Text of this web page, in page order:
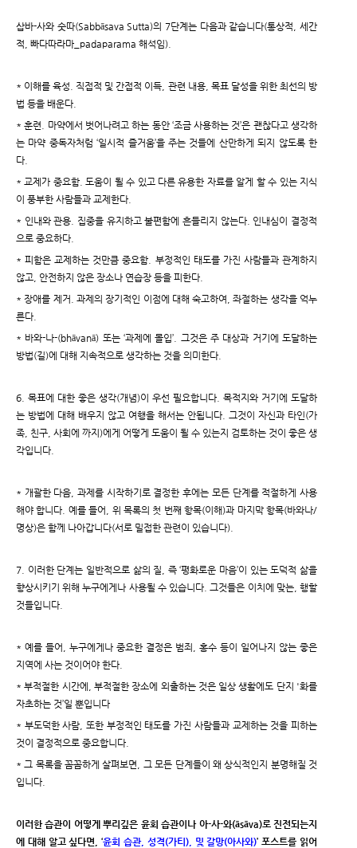
삽바-사와 숫따(Sabbāsava Sutta)의 7단계는 다음과 같습니다(통상적, 세간
적, 빠다따라마_padaparama 해석임).
* 이해를 육성. 직접적 및 간접적 이득, 관련 내용, 목표 달성을 위한 최선의 방
법 등을 배운다.
* 훈련. 마약에서 벗어나려고 하는 동안 ‘조금 사용하는 것’은 괜찮다고 생각하
는 마약 중독자처럼 ‘일시적 즐거움’을 주는 것들에 산만하게 되지 않도록 한
다.
* 교제가 중요함. 도움이 될 수 있고 다른 유용한 자료를 알게 할 수 있는 지식
이 풍부한 사람들과 교제한다.
* 인내와 관용. 집중을 유지하고 불편함에 흔들리지 않는다. 인내심이 결정적
으로 중요하다.
* 피함은 교제하는 것만큼 중요함. 부정적인 태도를 가진 사람들과 관계하지
않고, 안전하지 않은 장소나 연습장 등을 피한다.
* 장애를 제거. 과제의 장기적인 이점에 대해 숙고하여, 좌절하는 생각을 억누
른다.
* 바와-나-(bhāvanā) 또는 ‘과제에 몰입’. 그것은 주 대상과 거기에 도달하는
방법(길)에 대해 지속적으로 생각하는 것을 의미한다.
6. 목표에 대한 좋은 생각(개념)이 우선 필요합니다. 목적지와 거기에 도달하
는 방법에 대해 배우지 않고 여행을 해서는 안됩니다. 그것이 자신과 타인(가
족, 친구, 사회에 까지)에게 어떻게 도움이 될 수 있는지 검토하는 것이 좋은 생
각입니다.
* 개괄한 다음, 과제를 시작하기로 결정한 후에는 모든 단계를 적절하게 사용
해야 합니다. 예를 들어, 위 목록의 첫 번째 항목(이해)과 마지막 항목(바와나/
명상)은 함께 나아갑니다(서로 밀접한 관련이 있습니다).
7. 이러한 단계는 일반적으로 삶의 질, 즉 ‘평화로운 마음’이 있는 도덕적 삶을
향상시키기 위해 누구에게나 사용될 수 있습니다. 그것들은 이치에 맞는, 행할
것들입니다.
* 예를 들어, 누구에게나 중요한 결정은 범죄, 홍수 등이 일어나지 않는 좋은
지역에 사는 것이어야 한다.
* 부적절한 시간에, 부적절한 장소에 외출하는 것은 일상 생활에도 단지 '화를
자초하는 것’일 뿐입니다
* 부도덕한 사람, 또한 부정적인 태도를 가진 사람들과 교제하는 것을 피하는
것이 결정적으로 중요합니다.
* 그 목록을 꼼꼼하게 살펴보면, 그 모든 단계들이 왜 상식적인지 분명해질 것
입니다.
이러한 습관이 어떻게 뿌리깊은 윤회 습관이나 아-사-와(āsāva)로 진전되는지
에 대해 알고 싶다면, ‘윤회 습관, 성격(가티), 및 갈망(아사와)’ 포스트를 읽어